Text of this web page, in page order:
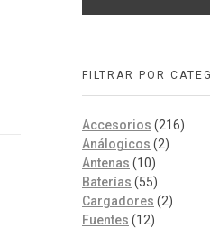
FILTRAR POR
Accesorios (216)
Análogicos (2)
Antenas (10)
Baterías (55)
Cargadores (2)
Fuentes (12)